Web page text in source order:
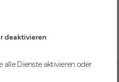
werden nach dem
deaktivieren
alle Dienste aktivieren oder